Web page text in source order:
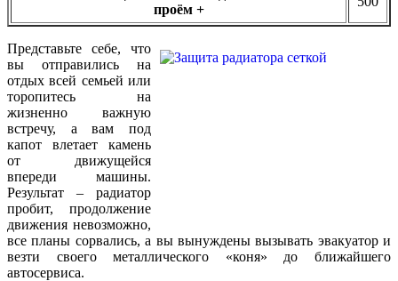
проём +
Представьте себе, что
вы отправились на
отдых всей семьей или
торопитесь на
жизненно важную
встречу, а вам под
капот влетает камень
от движущейся
впереди машины.
Результат – радиатор
пробит, продолжение
движения невозможно,
все планы сорвались, а вы вынуждены вызывать эвакуатор и
везти своего металлического «коня» до ближайшего
автосервиса.